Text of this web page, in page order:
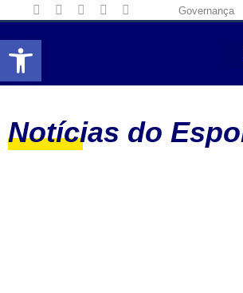
Abrir a barra de
Governança
Notícias do